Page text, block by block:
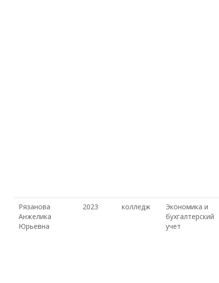
Рязанова
Анжелика
Юрьевна
2023 колледж
Экономика и
бухгалтерский
учет